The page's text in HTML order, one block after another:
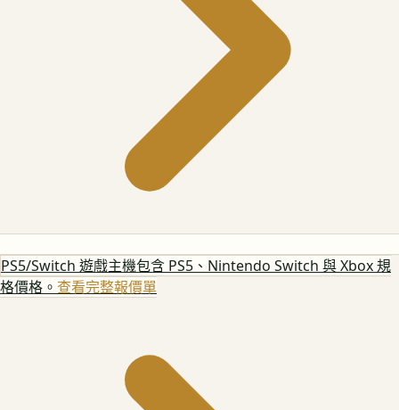
PS5/Switch 遊戲主機包含 PS5、Nintendo Switch 與 Xbox 規
格價格。 查看完整報價單